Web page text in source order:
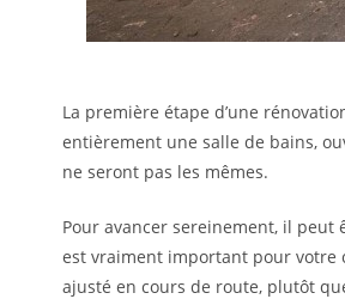
La première étape d’une
entièrement une salle de bains,
ne seront pas les mêmes.
Pour avancer sereinement, il
est vraiment important pour votre
ajusté en cours de route, plutôt